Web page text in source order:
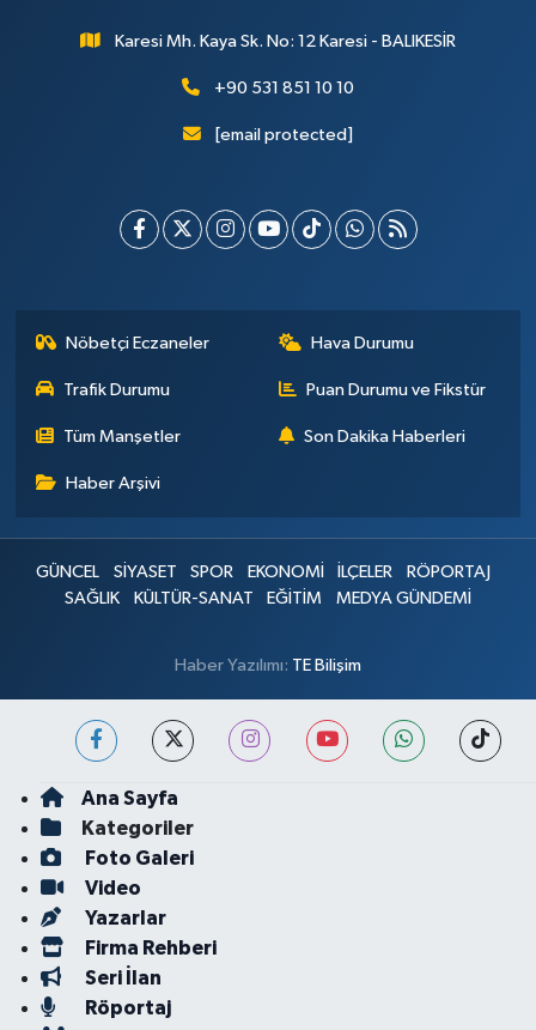
Karesi Mh. Kaya Sk. No: 12 Karesi - BALIKESİR
+90 531 851 10 10
[email protected]
Nöbetçi Eczaneler Hava Durumu
Trafik Durumu Puan Durumu ve Fikstür
Tüm Manşetler Son Dakika Haberleri
Haber Arşivi
GÜNCEL SİYASET SPOR EKONOMİ İLÇELER
RÖPORTAJ
SAĞLIK
KÜLTÜR-SANAT EĞİTİM MEDYA GÜNDEMİ
Haber Yazılımı: TE Bilişim
Ana Sayfa
Kategoriler
Foto Galeri
Video
Yazarlar
Firma Rehberi
Seri İlan
Röportaj